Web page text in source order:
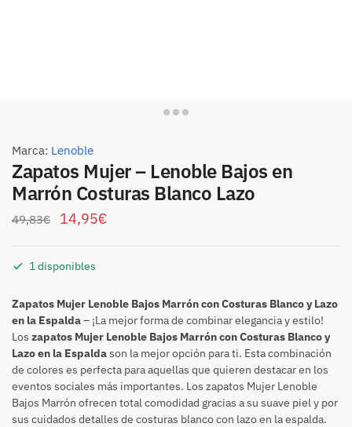
Marca: Lenoble
Zapatos Mujer – Lenoble Bajos en
Marrón Costuras Blanco Lazo
49,83€ 14,95€
1 disponibles
Zapatos Mujer Lenoble Bajos Marrón con Costuras Blanco y Lazo
en la Espalda– ¡La mejor forma de combinar elegancia y estilo!
Los zapatos Mujer Lenoble Bajos Marrón con Costuras Blanco y
Lazo en la Espaldason la mejor opción para ti. Esta combinación
de colores es perfecta para aquellas que quieren destacar en los
eventos sociales más importantes. Los zapatos Mujer Lenoble
Bajos Marrón ofrecen total comodidad gracias a su suave piel y por
sus cuidados detalles de costuras blanco con lazo en la espalda.